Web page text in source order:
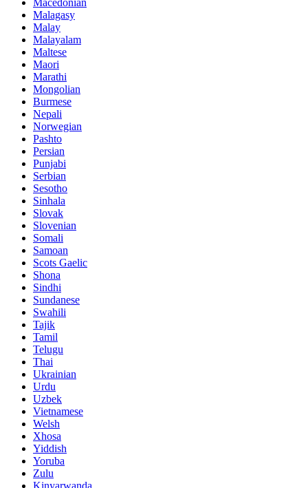
Malagasy
Malay
Malayalam
Maltese
Maori
Marathi
Mongolian
Burmese
Nepali
Norwegian
Pashto
Persian
Punjabi
Serbian
Sesotho
Sinhala
Slovak
Slovenian
Somali
Samoan
Scots Gaelic
Shona
Sindhi
Sundanese
Swahili
Tajik
Tamil
Telugu
Thai
Ukrainian
Urdu
Uzbek
Vietnamese
Welsh
Xhosa
Yiddish
Yoruba
Zulu
Kinyarwanda